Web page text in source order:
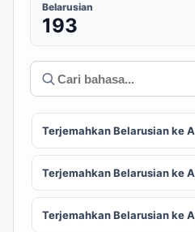
Belarusian
193
Terjemahkan Belarusian ke
Terjemahkan Belarusian ke
Terjemahkan Belarusian ke